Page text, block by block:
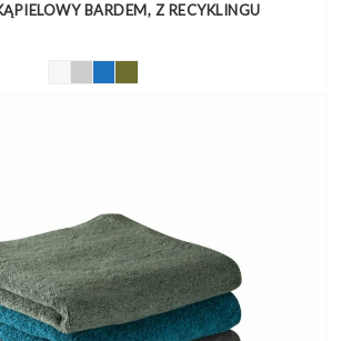
BARDEM, Z RECYKLINGU